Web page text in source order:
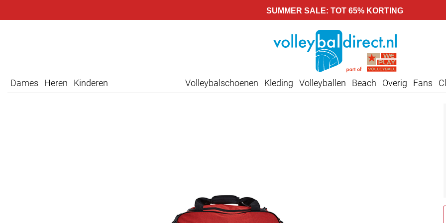
SUMMER SALE: TOT 65% KORTING
Dames Heren Kinderen Volleybalschoenen Kleding Volleyballen Beach Overig Fans